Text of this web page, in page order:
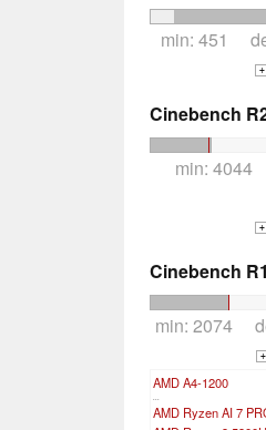
min: 451
+
Cinebench
min:
+
Cinebench
min: 2074
+
AMD A4-1200
...
AMD Ryzen AI 7